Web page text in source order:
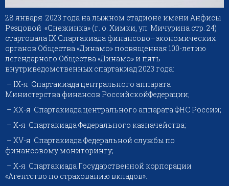
28 января 2023 года на лыжном стадионе имени Анфисы
Резцовой «Снежинка» (г. о. Химки, ул. Мичурина стр. 24)
стартовала IX Спартакиада финансово–экономических
органов Общества «Динамо» посвященная 100-летию
легендарного Общества «Динамо» и пять
внутриведомственных спартакиад 2023 года:
– IX-я Спартакиада центрального аппарата
Министерства финансов РоссийскойФедерации;
– XX-я Спартакиада центрального аппарата ФНС России;
– X-я Спартакиада Федерального казначейства;
– XV-я Спартакиада Федеральной службы по
финансовому мониторингу;
– X-я Спартакиада Государственной корпорации
«Агентство по страхованию вкладов».